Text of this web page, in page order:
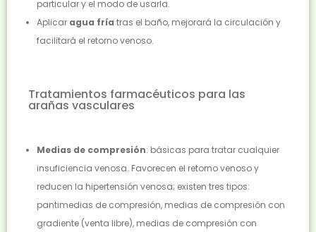
particular y el modo de usarla.
Aplicar agua fría tras el baño, mejorará la circulación y
facilitará el retorno venoso.
Tratamientos farmacéuticos para las
arañas vasculares
Medias de compresión: básicas para tratar cualquier
insuficiencia venosa. Favorecen el retorno venoso y
reducen la hipertensión venosa; existen tres tipos:
pantimedias de compresión, medias de compresión con
gradiente (venta libre), medias de compresión con